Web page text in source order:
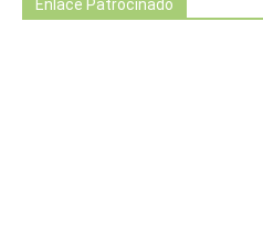
Enlace Patrocinado